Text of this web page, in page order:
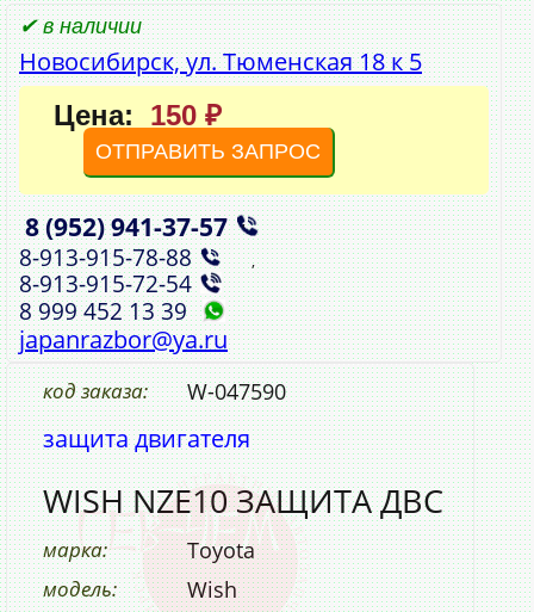
✔ в наличии
Новосибирск, ул. Тюменская 18 к 5
Цена: 150 ₽
ОТПРАВИТЬ ЗАПРОС
8 (952)941‑37‑57 ,
8‑913‑915‑78‑88 ,
8‑913‑915‑72‑54
8 999 452 13 39
japanrazbor@ya.ru
код заказа: W-047590
защита двигателя
WISH NZE10 ЗАЩИТА ДВС
марка: Toyota
модель: Wish